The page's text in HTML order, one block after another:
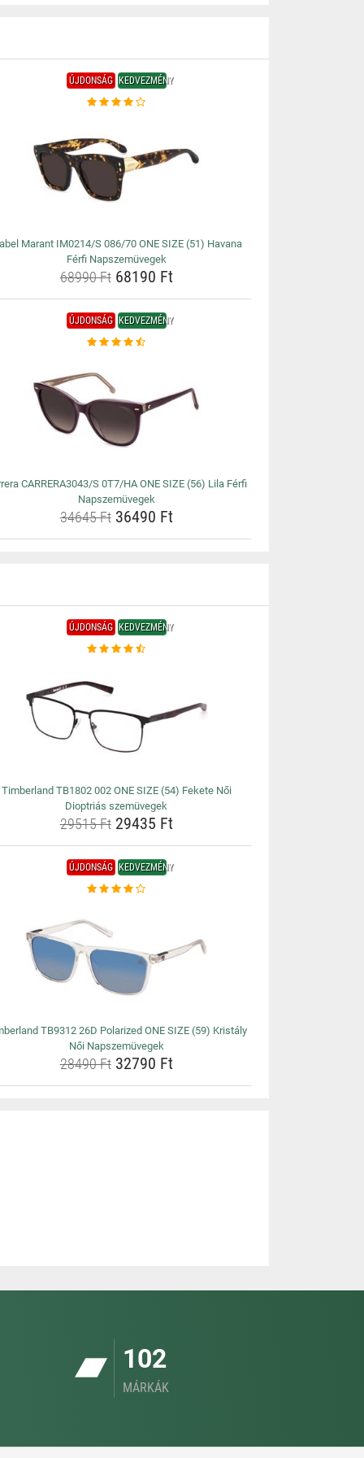
ÚJDONSÁG KEDVEZMÉNY
Marant IM0214/S 086/70 ONE SIZE (51) Havana
Férfi Napszemüvegek
68990 Ft68190 Ft
ÚJDONSÁG KEDVEZMÉNY
CARRERA3043/S 0T7/HA ONE SIZE (56) Lila Férfi
Napszemüvegek
34645 Ft36490 Ft
ÚJDONSÁG KEDVEZMÉNY
Timberland TB1802 002 ONE SIZE (54) Fekete Női
Dioptriás szemüvegek
29515 Ft29435 Ft
ÚJDONSÁG KEDVEZMÉNY
TB9312 26D Polarized ONE SIZE (59) Kristály
Női Napszemüvegek
28490 Ft32790 Ft
102
MÁRKÁK